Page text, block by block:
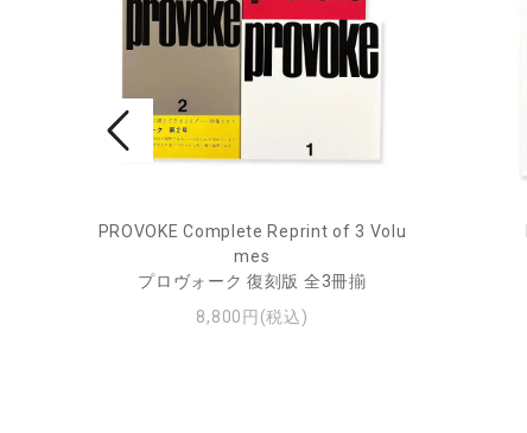
PROVOKE Complete Reprint of 3 Volu
mes
プロヴォーク 復刻版 全3冊揃
8,800円(税込)